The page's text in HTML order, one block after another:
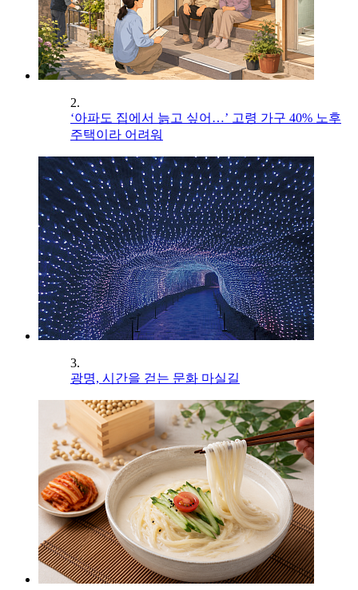
2.
‘아파도 집에서 늙고 싶어…’ 고령 가구 40% 노후
주택이라 어려워
3.
광명, 시간을 걷는 문화 마실길